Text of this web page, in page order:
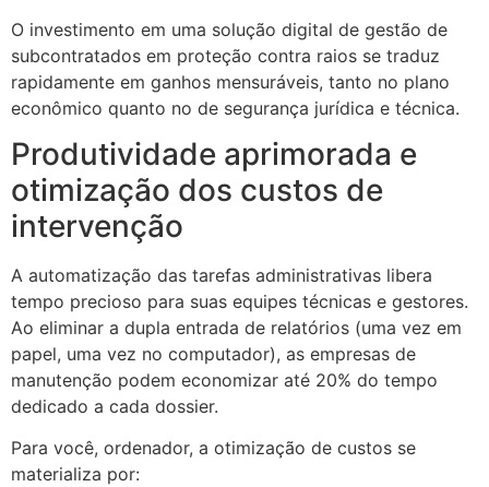
O investimento em uma solução digital de gestão de
subcontratados em proteção contra raios se traduz
rapidamente em ganhos mensuráveis, tanto no plano
econômico quanto no de segurança jurídica e técnica.
Produtividade aprimorada e
otimização dos custos de
intervenção
A automatização das tarefas administrativas libera
tempo precioso para suas equipes técnicas e gestores.
Ao eliminar a dupla entrada de relatórios (uma vez em
papel, uma vez no computador), as empresas de
manutenção podem economizar até 20% do tempo
dedicado a cada dossier.
Para você, ordenador, a otimização de custos se
materializa por: